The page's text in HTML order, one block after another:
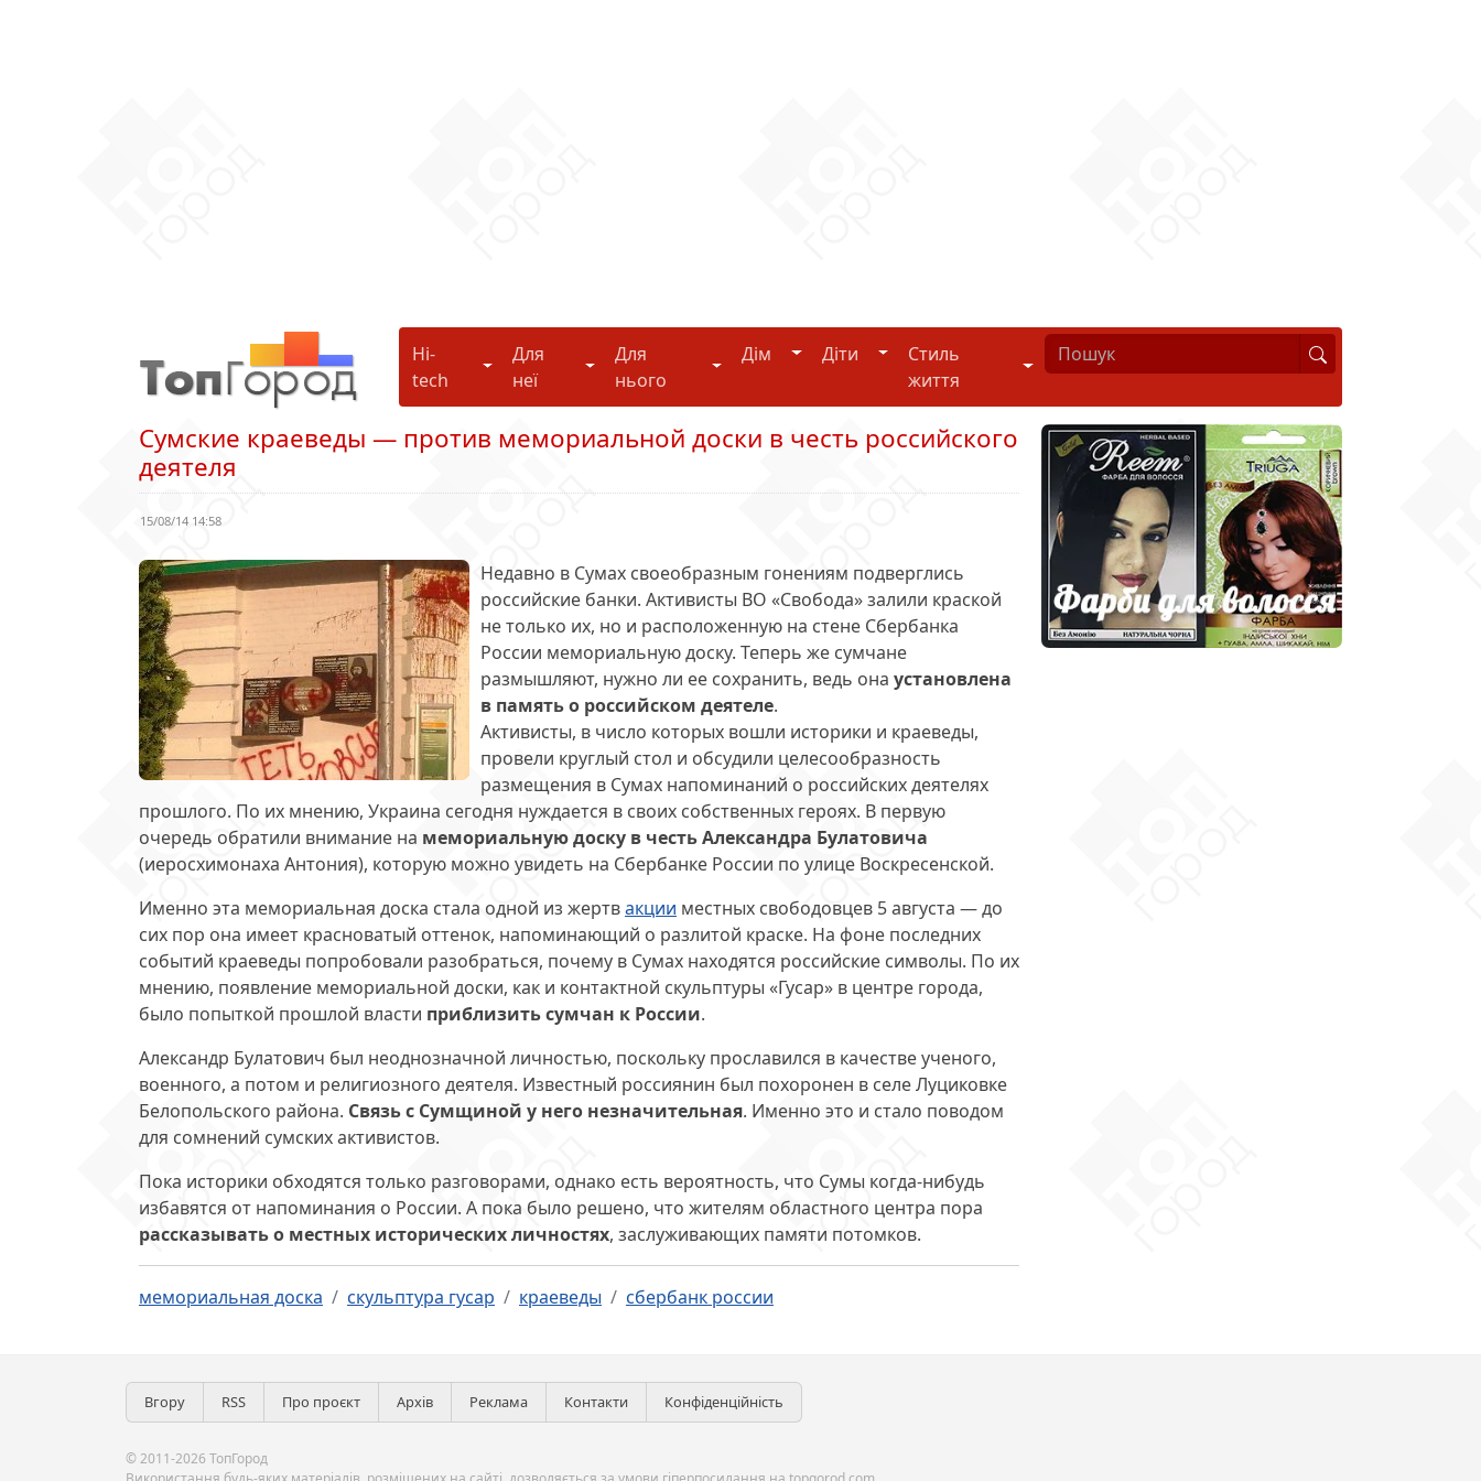
Hi-
tech
Hi-tech
Для
неї
Для неї
Для
нього
Для нього
Дім Дім Діти ДітиСтиль
життя
Стиль життя
Сумские краеведы — против мемориальной доски в честь российского
деятеля
15/08/14 14:58
Недавно в Сумах своеобразным гонениям подверглись
российские банки. Активисты ВО «Свобода» залили краской
не только их, но и расположенную на стене Сбербанка
России мемориальную доску. Теперь же сумчане
размышляют, нужно ли ее сохранить, ведь она установлена
в память о российском деятеле.
Активисты, в число которых вошли историки и краеведы,
провели круглый стол и обсудили целесообразность
размещения в Сумах напоминаний о российских деятелях
прошлого. По их мнению, Украина сегодня нуждается в своих собственных героях. В первую
очередь обратили внимание на мемориальную доску в честь Александра Булатовича
(иеросхимонаха Антония), которую можно увидеть на Сбербанке России по улице Воскресенской.
Именно эта мемориальная доска стала одной из жертвакции местных свободовцев 5 августа — до
сих пор она имеет красноватый оттенок, напоминающий о разлитой краске. На фоне последних
событий краеведы попробовали разобраться, почему в Сумах находятся российские символы. По их
мнению, появление мемориальной доски, как и контактной скульптуры «Гусар» в центре города,
было попыткой прошлой власти приблизить сумчан к России.
Александр Булатович был неоднозначной личностью, поскольку прославился в качестве ученого,
военного, а потом и религиозного деятеля. Известный россиянин был похоронен в селе Луциковке
Белопольского района. Связь с Сумщиной у него незначительная. Именно это и стало поводом
для сомнений сумских активистов.
Пока историки обходятся только разговорами, однако есть вероятность, что Сумы когда-нибудь
избавятся от напоминания о России. А пока было решено, что жителям областного центра пора
рассказывать о местных исторических личностях, заслуживающих памяти потомков.
мемориальная доска скульптура гусар краеведы сбербанк россии
Вгору RSS Про проєкт Архів Реклама Контакти Конфіденційність
© 2011-2026 ТопГород